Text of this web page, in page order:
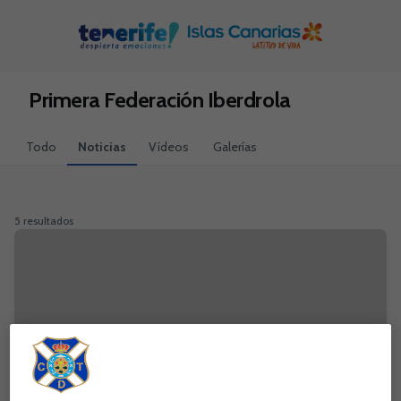
Primera Federación Iberdrola
Todo Noticias Vídeos Galerías
5 resultados